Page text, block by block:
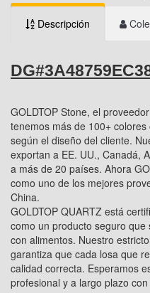
Descripción
GOLDTOP Stone, el
tenemos más de 100+
según el diseño del cliente.
exportan a EE. UU., Canadá,
a más de 20 países. Ahora
como uno de los mejores
China.
GOLDTOP QUARTZ está
como un producto seguro
con alimentos. Nuestro
garantiza que cada losa que
calidad correcta. Esperamos
profesional y a largo plazo